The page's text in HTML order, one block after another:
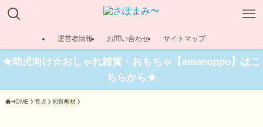
運営者情報 お問い合わせ サイトマップ
★幼児向け☆おしゃれ雑貨・おもちゃ【amanoppo】はこ
ちらから★
HOME 育児 知育教材